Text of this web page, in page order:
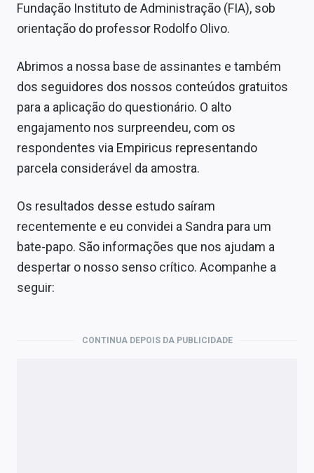
Fundação Instituto de Administração (FIA), sob
orientação do professor Rodolfo Olivo.
Abrimos a nossa base de assinantes e também
dos seguidores dos nossos conteúdos gratuitos
para a aplicação do questionário. O alto
engajamento nos surpreendeu, com os
respondentes via Empiricus representando
parcela considerável da amostra.
Os resultados desse estudo saíram
recentemente e eu convidei a Sandra para um
bate-papo. São informações que nos ajudam a
despertar o nosso senso crítico. Acompanhe a
seguir:
CONTINUA DEPOIS DA PUBLICIDADE